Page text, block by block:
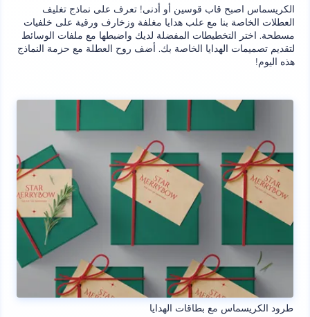
الكريسماس اصبح قاب قوسين أو أدنى! تعرف على نماذج تغليف
العطلات الخاصة بنا مع علب هدايا مغلفة وزخارف ورقية على خلفيات
مسطحة. اختر التخطيطات المفضلة لديك واضبطها مع ملفات الوسائط
لتقديم تصميمات الهدايا الخاصة بك. أضف روح العطلة مع حزمة النماذج
هذه اليوم!
طرود الكريسماس مع بطاقات الهدايا